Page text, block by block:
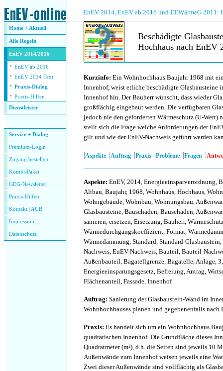
EnEV 2014, EnEV ab 2016 und EEWärmeG 2011:
Home + Aktuell
Alle Regeln
EnEV 2014/2016
· EnEV ab 2016
· EnEV 2014 Text
· Praxis-Dialog
· Praxis-Hilfen
Dienstleister
Service + Dialog
Premium-Login
Zugang bestellen
Kombi-Paket
GEG-Newsletter
Praxis-Hilfen
Kontakt AGB
Impressum
Datenschutz
Beschädigte
Hochhaus nach EnEV
Kurzinfo: Ein Wohnhochhaus Baujahr 1968 mit
Innenhof, weist etliche beschädigte Glasbausteine
Innenhof hin. Der Bauherr wünscht, dass wieder
großflächig eingebaut werden. Die verfügbaren
jedoch nie den geforderten Wärmeschutz (U-Wert)
stellt sich die Frage welche Anforderungen der
gilt und wie der EnEV-Nachweis geführt werden
|Aspekte |Auftrag |Praxis |Probleme |Fragen |
Aspekte: EnEV, 2014, Energieeinsparverordnung,
Altbau, Baujahr, 1968, Wohnhaus, Hochhaus,
Wohngebäude, Wohnbau, Wohnungsbau,
Glasbausteine, Bauschaden, Bauschäden,
sanieren, ersetzen, Ersetzung, Bauherr,
Wärmedurchgangskoeffizient, Format,
Wärmedämmung, Standard, Standard-
Nachweis, EnEV-Nachweis, Bauteil, Bauteil-
Außenbauteil, Bagatellgrenze, Bagatelle, Anlage,
Energieeinsparungsgesetz, Befreiung, Antrag,
Flächenanteil, Fassade, Innenhof
Auftrag: Sanierung der Glasbaustein-Wand im
Wohnhochhauses planen und gegebenenfalls nach
Praxis: Es handelt sich um ein Wohnhochhaus
quadratischen Innenhof. Die Grundfläche dieses
Quadratmeter (m²), d.h. die Seiten sind jeweils 10
Außenwände zum Innenhof weisen jeweils eine
Zwei dieser Außenwände sind vollflächig als